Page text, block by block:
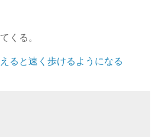
くる。
ると速く歩けるようになる